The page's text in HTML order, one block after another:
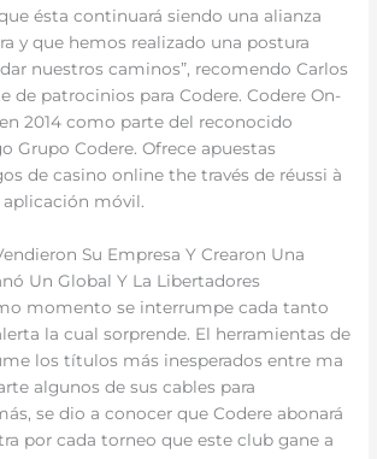
ésta continuará siendo una alianza
y que hemos realizado una postura
nuestros caminos”, recomendo Carlos
de patrocinios para Codere. Codere On-
2014 como parte del reconocido
Grupo Codere. Ofrece apuestas
de casino online the través de réussi à
móvil.
Su Empresa Y Crearon Una
Un Global Y La Libertadores
momento se interrumpe cada tanto
la cual sorprende. El herramientas de
los títulos más inesperados entre ma
algunos de sus cables para
se dio a conocer que Codere abonará
por cada torneo que este club gane a